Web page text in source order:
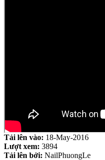
Tải lên vào: 18-May-2016
Lượt xem: 3894
Tải lên bởi: NailPhuongLe